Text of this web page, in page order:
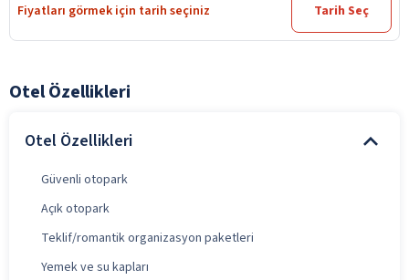
Fiyatları görmek için tarih seçiniz Tarih Seç
Otel Özellikleri
Otel Özellikleri
Güvenli otopark
Açık otopark
Teklif/romantik organizasyon paketleri
Yemek ve su kapları